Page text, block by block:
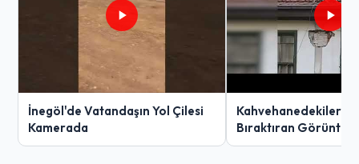
İnegöl'de Vatandaşın Yol Çilesi
Kamerada
Kahvehanedekiler
Bıraktıran Görüntü!